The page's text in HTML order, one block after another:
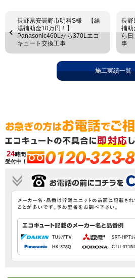
長野県安曇野市明科S様 【給
湯補助金10万円！】
Panasonic460Lから370Lエコ
キュート交換工事
長
補
ら
事
施工実績一覧
24時間
受付中！
0120-323-